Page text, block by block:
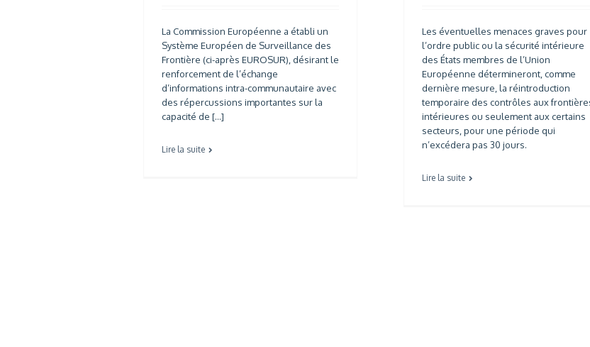
La Commission Européenne a établi un
Système Européen de Surveillance des
Frontière (ci-après EUROSUR), désirant le
renforcement de l’échange
d’informations intra-communautaire avec
des répercussions importantes sur la
capacité de […]
Lire la suite
Les éventuelles menaces graves pour
l’ordre public ou la sécurité intérieure
des États membres de l’Union
Européenne détermineront, comme
dernière mesure, la réintroduction
temporaire des contrôles aux
intérieures ou seulement aux certains
secteurs, pour une période qui
n’excédera pas 30 jours.
Lire la suite